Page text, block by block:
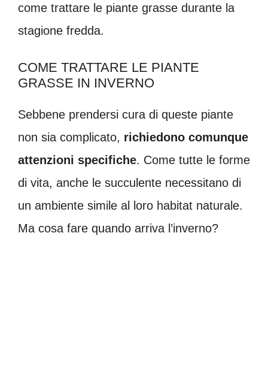
come trattare le piante grasse durante la
stagione fredda.
COME TRATTARE LE PIANTE
GRASSE IN INVERNO
Sebbene prendersi cura di queste piante
non sia complicato, richiedono comunque
attenzioni specifiche. Come tutte le forme
di vita, anche le succulente necessitano di
un ambiente simile al loro habitat naturale.
Ma cosa fare quando arriva l’inverno?